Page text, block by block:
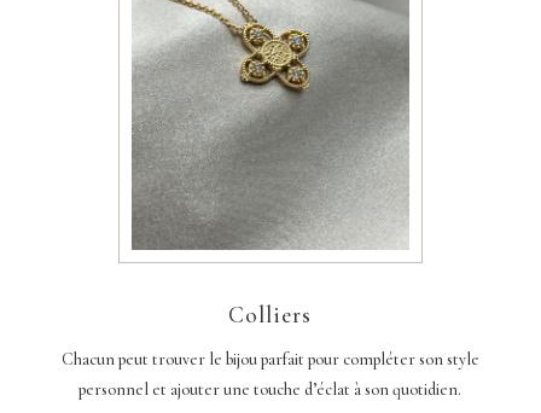
Colliers
Chacun peut trouver le bijou parfait pour compléter son style
personnel et ajouter une touche d’éclat à son quotidien.